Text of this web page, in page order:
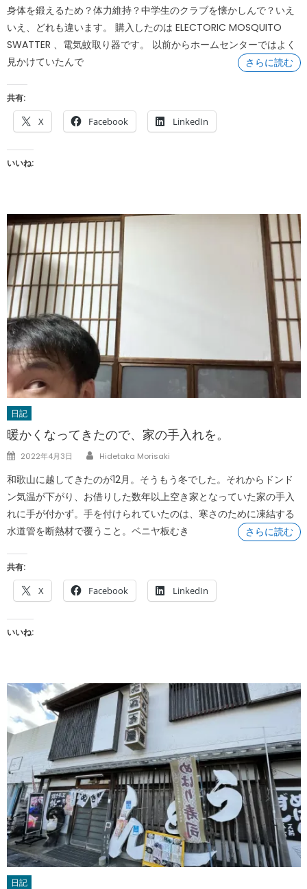
身体を鍛えるため？体力維持？中学生のクラブを懐かしんで？いえ
いえ、どれも違います。 購入したのは ELECTORIC MOSQUITO
SWATTER 、電気蚊取り器です。 以前からホームセンターではよく
見かけていたんで
さらに読む
共有:
X Facebook LinkedIn
いいね:
日記
暖かくなってきたので、家の手入れを。
Posted
2022年4月3日 Author
Hidetaka Morisaki
和歌山に越してきたのが12月。そうもう冬でした。それからドンド
ン気温が下がり、お借りした数年以上空き家となっていた家の手入
れに手が付かず。手を付けられていたのは、寒さのために凍結する
水道管を断熱材で覆うこと。ベニヤ板むき
さらに読む
共有:
X Facebook LinkedIn
いいね:
日記